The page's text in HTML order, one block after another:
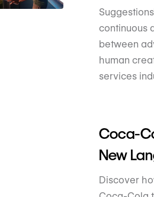
continuous
between
human
services
Coca-
New
Discover